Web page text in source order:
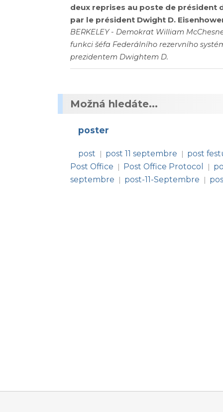
deux reprises au poste de président
par le président Dwight D.
BERKELEY - Demokrat William
funkci šéfa Federálního rezervního
prezidentem Dwightem D.
Možná hledáte...
poster
post | post 11 septembre | post
Post Office
| Post Office Protocol |
septembre
| post-11-Septembre |